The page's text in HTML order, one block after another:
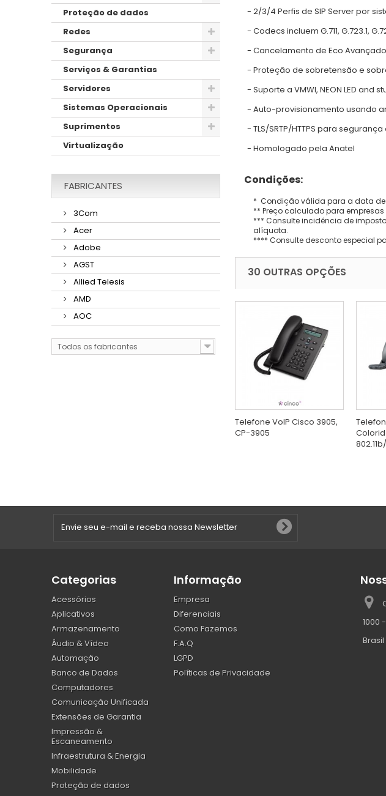
Proteção de dados
Redes
Segurança
Serviços & Garantias
Servidores
Sistemas Operacionais
Suprimentos
Virtualização
FABRICANTES
3Com
Acer
Adobe
AGST
Allied Telesis
AMD
AOC
Todos os fabricantes
- 2/3/4 Perfis de SIP Server por
- Codecs incluem G.711, G.723.1,
- Cancelamento de Eco
- Proteção de sobretensão e
- Suporte a VMWI, NEON LED
- Auto-provisionamento usando
- TLS/SRTP/HTTPS para
- Homologado pela Anatel
Condições:
* Condição válida para a data
** Preço calculado para
*** Consulte incidência de
alíquota.
**** Consulte desconto especial
30 OUTRAS OPÇÕES
Telefone VoIP Cisco 3905,
CP-3905
Categorias
Acessórios
Aplicativos
Armazenamento
Áudio & Vídeo
Automação
Banco de Dados
Computadores
Comunicação Unificada
Extensões de Garantia
Impressão &
Escaneamento
Infraestrutura & Energia
Mobilidade
Proteção de dados
Informação
Empresa
Diferenciais
Como Fazemos
F.A.Q
LGPD
Políticas de Privacidade
1000
Brasil